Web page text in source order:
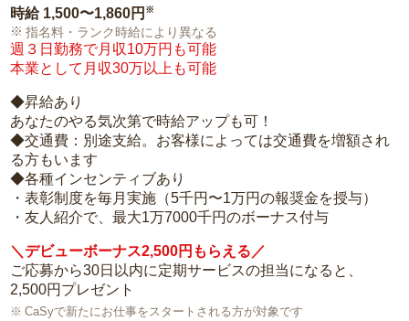
時給 1,500〜1,860円 ※
指名料・ランク時給により異なる
週３日勤務で月収10万円も可能
本業として月収30万以上も可能
◆昇給あり
あなたのやる気次第で時給アップも可！
◆交通費：別途支給。お客様によっては交通費を増額され
る方もいます
◆各種インセンティブあり
・表彰制度を毎月実施（5千円〜1万円の報奨金を授与）
・友人紹介で、最大1万7000千円のボーナス付与
＼デビューボーナス2,500円もらえる／
ご応募から30日以内に定期サービスの担当になると、
2,500円プレゼント
CaSyで新たにお仕事をスタートされる方が対象です